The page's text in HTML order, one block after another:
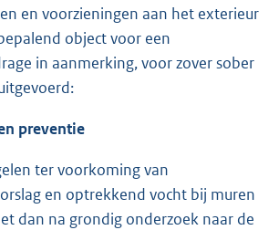
en voorzieningen aan het exterieur
object voor een
in aanmerking, voor zover sober
preventie
ter voorkoming van
en optrekkend vocht bij muren
dan na grondig onderzoek naar de